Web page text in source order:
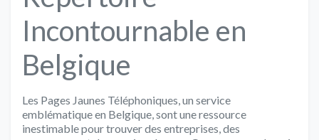
Incontournable en
Belgique
Les Pages Jaunes Téléphoniques, un service
emblématique en Belgique, sont une ressource
inestimable pour trouver des entreprises, des